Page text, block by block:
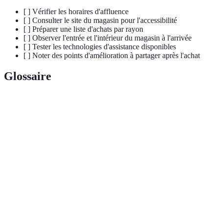
[ ] Vérifier les horaires d'affluence
[ ] Consulter le site du magasin pour l'accessibilité
[ ] Préparer une liste d'achats par rayon
[ ] Observer l'entrée et l'intérieur du magasin à l'arrivée
[ ] Tester les technologies d'assistance disponibles
[ ] Noter des points d'amélioration à partager après l'achat
Glossaire